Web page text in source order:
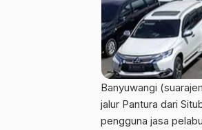
Banyuwangi
jalur Pantura dari
pengguna jasa